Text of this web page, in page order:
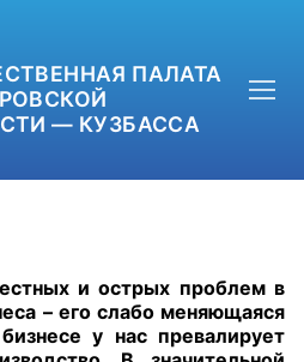
ПАЛАТА
— КУЗБАССА
58-82-40
и острых проблем в
– его слабо меняющаяся
у нас превалирует